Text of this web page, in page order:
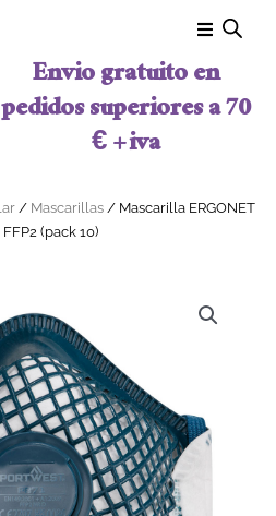
Envio gratuito en
pedidos superiores a 70
€ + iva
/ Mascarillas / Mascarilla ERGONET
(pack 10)